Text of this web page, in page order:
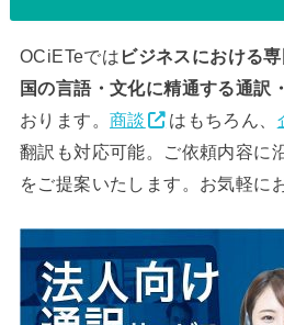
OCiETeでは ビジネスにおける
国の言語・文化に精通する通訳
おります。 商談 はもちろん、
翻訳も対応可能。ご依頼内容に
をご提案いたします。お気軽に